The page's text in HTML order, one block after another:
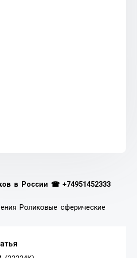
в России ☎+74951452333
Роликовые сферические